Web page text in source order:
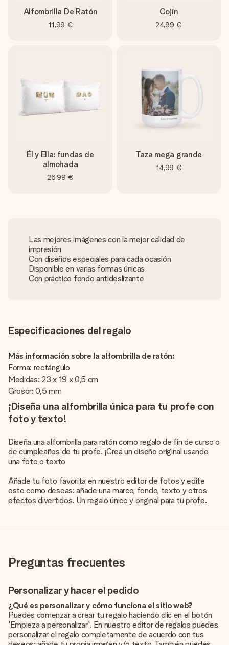
Alfombrilla De Ratón
11,99 €
Cojín
24,99 €
Él y Ella: fundas de
almohada
26,99 €
Taza mega grande
14,99 €
Las mejores imágenes con la mejor calidad de
impresión
Con diseños especiales para cada ocasión
Disponible en varias formas únicas
Con práctico fondo antideslizante
Especificaciones del regalo
Más información sobre la alfombrilla de ratón:
Forma: rectángulo
Medidas: 23 x 19 x 0,5 cm
Grosor: 0,5 mm
¡Diseña una alfombrilla única para tu profe con
foto y texto!
Diseña una alfombrilla para ratón como regalo de fin de curso o
de cumpleaños de tu profe. ¡Crea un diseño original usando
una foto o texto
Añade tu foto favorita en nuestro editor de fotos y edite
esto como deseas: añade una marco, fondo, texto y otros
efectos divertidos. Un regalo único y original para tu profe.
Preguntas frecuentes
Personalizar y hacer el pedido
¿Qué es personalizar y cómo funciona el sitio web?
Puedes comenzar a crear tu regalo haciendo clic en el botón
'Empieza a personalizar'. En nuestro editor de regalos puedes
personalizar el regalo completamente de acuerdo con tus